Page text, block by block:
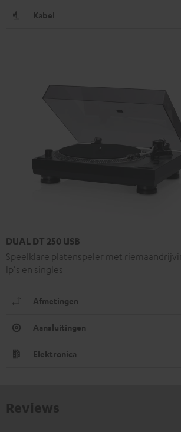
Kabel
DUAL DT 250 USB
Speelklare platenspeler met
lp's en singles
Afmetingen
Aansluitingen
Elektronica